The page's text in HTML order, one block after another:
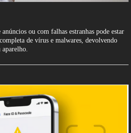
ou com falhas estranhas pode estar
de vírus e malwares, devolvendo
aparelho.